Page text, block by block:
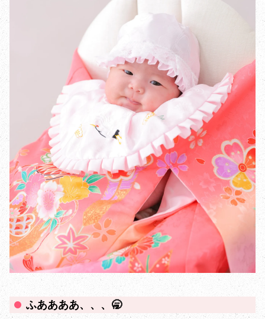
ふああああ、、、🥱